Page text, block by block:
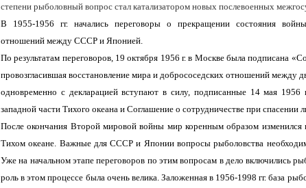
степени рыболовный вопрос стал катализатором новых послевоенных
В 1955-1956 гг. начались переговоры о прекращении состояния
отношений между СССР и Японией.
По результатам переговоров, 19 октября 1956 г. в Москве была подписана
провозгласившая восстановление мира и добрососедских отношений между
одновременно с декларацией вступают в силу, подписанные 14 мая 1956
западной части Тихого океана и Соглашение о сотрудничестве при спасении
После окончания Второй мировой войны мир коренным образом
Тихом океане. Важные для СССР и Японии вопросы рыболовства
Уже на начальном этапе переговоров по этим вопросам в дело включились
роль в этом процессе была очень велика. Заложенная в 1956-1998 гг. база